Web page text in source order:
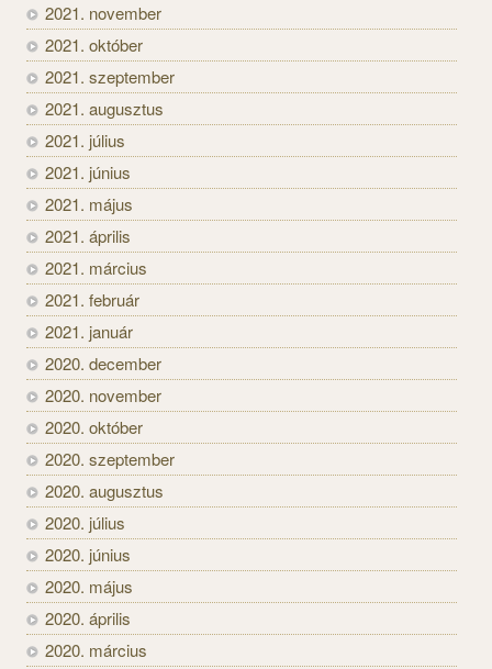
2021. november
2021. október
2021. szeptember
2021. augusztus
2021. július
2021. június
2021. május
2021. április
2021. március
2021. február
2021. január
2020. december
2020. november
2020. október
2020. szeptember
2020. augusztus
2020. július
2020. június
2020. május
2020. április
2020. március